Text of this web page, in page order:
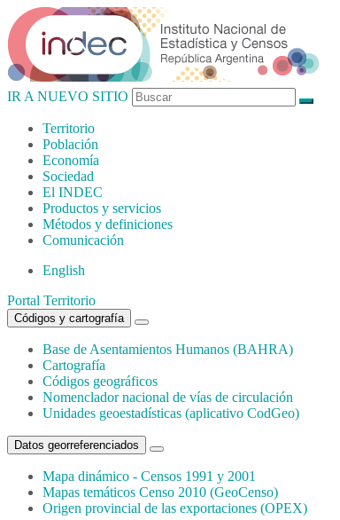
IR A NUEVO SITIO
Territorio
Población
Economía
Sociedad
El INDEC
Productos y servicios
Métodos y definiciones
Comunicación
English
Portal Territorio
Códigos y cartografía
Base de Asentamientos Humanos (BAHRA)
Cartografía
Códigos geográficos
Nomenclador nacional de vías de circulación
Unidades geoestadísticas (aplicativo CodGeo)
Datos georreferenciados
Mapa dinámico - Censos 1991 y 2001
Mapas temáticos Censo 2010 (GeoCenso)
Origen provincial de las exportaciones (OPEX)